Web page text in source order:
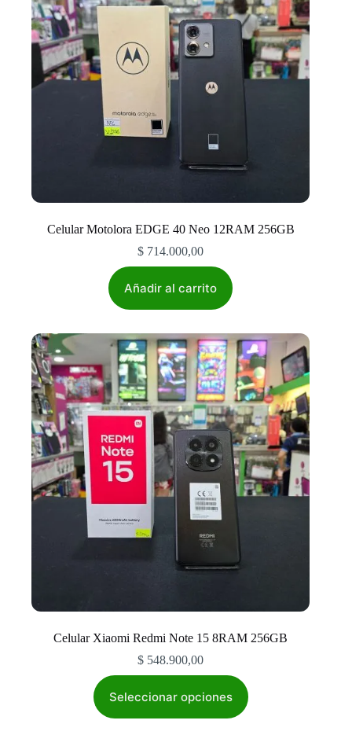
Celular Motolora EDGE 40 Neo 12RAM 256GB
$ 714.000,00
Añadir al carrito
Celular Xiaomi Redmi Note 15 8RAM 256GB
$ 548.900,00
Seleccionar opciones
producto